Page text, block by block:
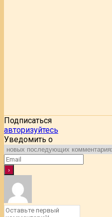
Подписаться
авторизуйтесь
Уведомить о